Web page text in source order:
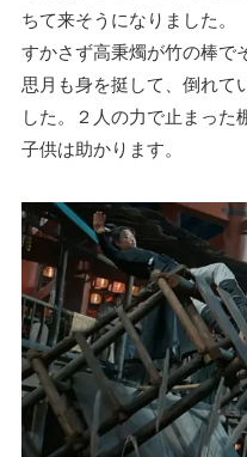
ちて来そうになりました。
すかさず高秉燭が竹の棒で
思月も身を挺して、倒れて
した。２人の力で止まった
子供は助かります。